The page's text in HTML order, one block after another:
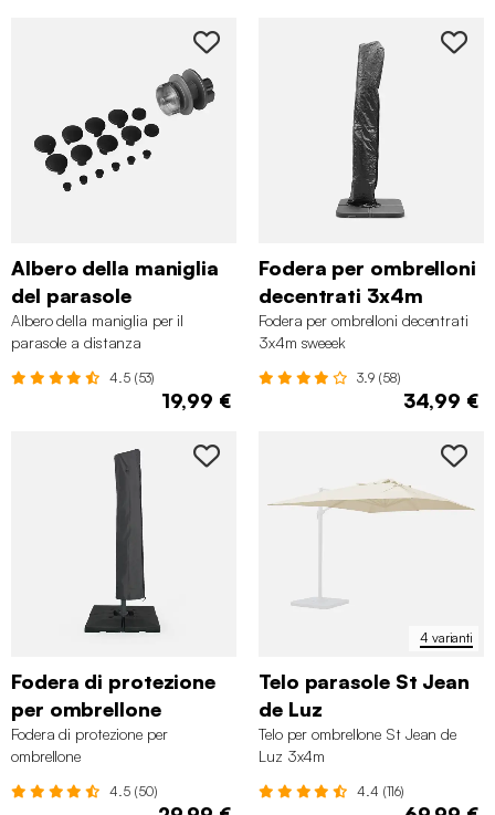
Albero della maniglia
del parasole
Albero della maniglia per il
parasole a distanza
4.5 (53)
19,99 €
Fodera per ombrelloni
decentrati 3x4m
Fodera per ombrelloni decentrati
3x4m sweeek
3.9 (58)
34,99 €
Fodera di protezione
per ombrellone
Fodera di protezione per
ombrellone
4.5 (50)
4 varianti
Telo parasole St Jean
de Luz
Telo per ombrellone St Jean de
Luz 3x4m
4.4 (116)